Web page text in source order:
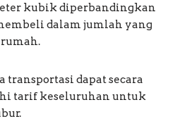
kubik diperbandingkan
dalam jumlah yang
transportasi dapat secara
tarif keseluruhan untuk